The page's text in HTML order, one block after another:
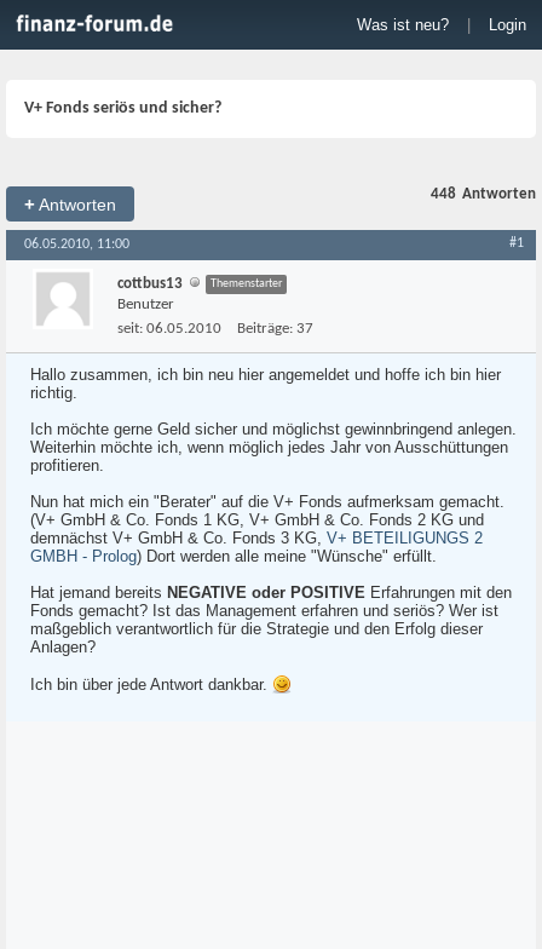
Was ist neu? Login
V+ Fonds seriös und sicher?
+Antworten
448 Antworten
06.05.2010, 11:00 #1
cottbus13 Themenstarter
Benutzer
seit: 06.05.2010 Beiträge: 37
Hallo zusammen, ich bin neu hier angemeldet und hoffe ich bin hier
richtig.
Ich möchte gerne Geld sicher und möglichst gewinnbringend anlegen.
Weiterhin möchte ich, wenn möglich jedes Jahr von Ausschüttungen
profitieren.
Nun hat mich ein "Berater" auf die V+ Fonds aufmerksam gemacht.
(V+ GmbH & Co. Fonds 1 KG, V+ GmbH & Co. Fonds 2 KG und
demnächst V+ GmbH & Co. Fonds 3 KG, V+ BETEILIGUNGS 2
GMBH - Prolog) Dort werden alle meine "Wünsche" erfüllt.
Hat jemand bereits NEGATIVE oder POSITIVE Erfahrungen mit den
Fonds gemacht? Ist das Management erfahren und seriös? Wer ist
maßgeblich verantwortlich für die Strategie und den Erfolg dieser
Anlagen?
Ich bin über jede Antwort dankbar.